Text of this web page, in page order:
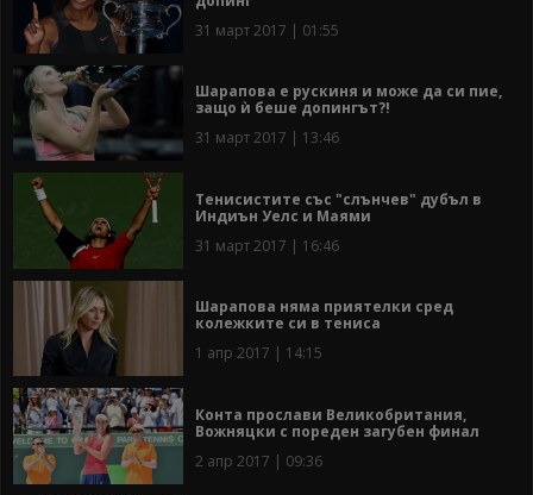
31 март 2017 | 01:55
Шарапова е рускиня и може да си пие,
защо ѝ беше допингът?!
31 март 2017 | 13:46
Тенисистите със "слънчев" дубъл в
Индиън Уелс и Маями
31 март 2017 | 16:46
Шарапова няма приятелки сред
колежките си в тениса
1 апр 2017 | 14:15
Конта прослави Великобритания,
Вожняцки с пореден загубен финал
2 апр 2017 | 09:36